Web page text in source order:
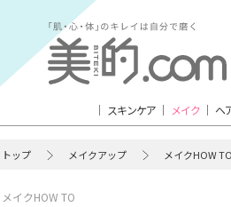
スキンケア メイク ヘ
トップ メイクアップ メイクHOW TO
メイクHOW TO